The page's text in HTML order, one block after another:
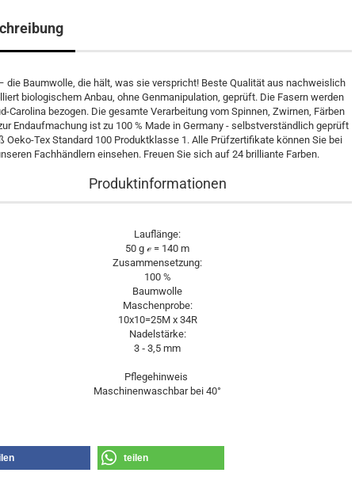
die Baumwolle, die hält, was sie verspricht! Beste Qualität aus nachweislich
biologischem Anbau, ohne Genmanipulation, geprüft. Die Fasern werden
Carolina bezogen. Die gesamte Verarbeitung vom Spinnen, Zwirnen, Färben
Endaufmachung ist zu 100 % Made in Germany - selbstverständlich geprüft
Oeko-Tex Standard 100 Produktklasse 1. Alle Prüfzertifikate können Sie bei
Fachhändlern einsehen. Freuen Sie sich auf 24 brilliante Farben.
Produktinformationen
Lauflänge:
50 g ℯ = 140 m
Zusammensetzung:
100 %
Baumwolle
Maschenprobe:
10x10=25M x 34R
Nadelstärke:
3 ‐ 3,5 mm
Pflegehinweis
Maschinenwaschbar bei 40°
teilen